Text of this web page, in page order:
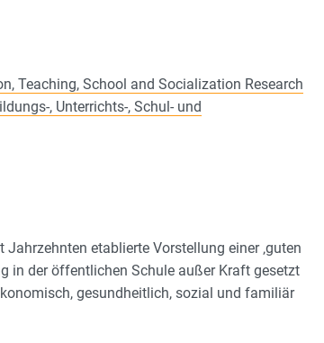
Teaching, School and Socialization Research
, Unterrichts-, Schul- und
etablierte Vorstellung einer ‚guten
in der öffentlichen Schule außer Kraft gesetzt
gesundheitlich, sozial und familiär